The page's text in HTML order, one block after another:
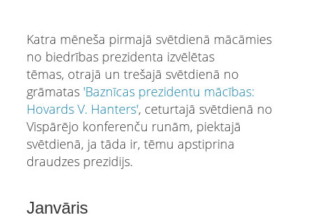
Katra mēneša pirmajā svētdienā mācāmies
no biedrības prezidenta izvēlētas
tēmas, otrajā un trešajā svētdienā no
grāmatas 'Baznīcas prezidentu mācības:
Hovards V. Hanters', ceturtajā svētdienā no
Vispārējo konferenču runām, piektajā
svētdienā, ja tāda ir, tēmu apstiprina
draudzes prezidijs.
Janvāris